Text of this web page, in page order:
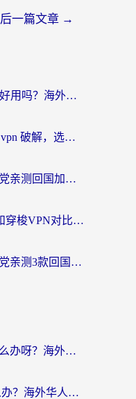
后一篇文章 →
ChickCN和Unblock Youku好用吗？海外党亲测3款回国加速器，附iOS免费选择指南
海外党避坑指南：告别pc vpn 破解，选对回国加速器轻松访问国内资源
穿梭和海龟哪个好？海外党亲测回国加速器，附电脑免费VPN推荐
Quickback VPN好用吗？和穿梭VPN对比哪个回国效果更好？海外党必看的真实测评与选择指南
穿梭和快喵好用吗？海外党亲测3款回国加速器，附日本回国VPN避坑指南
汽水到国外不能用了吗怎么办呀？海外党追剧看片的救星在这里！
音悦Tai在瑞典用不了怎么办？海外华人追剧听歌的实用指南